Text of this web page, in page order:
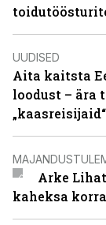
UUDISED
Aita kaitsta
loodust – ära
„kaasreisijaid“
Arke
kaheksa korra